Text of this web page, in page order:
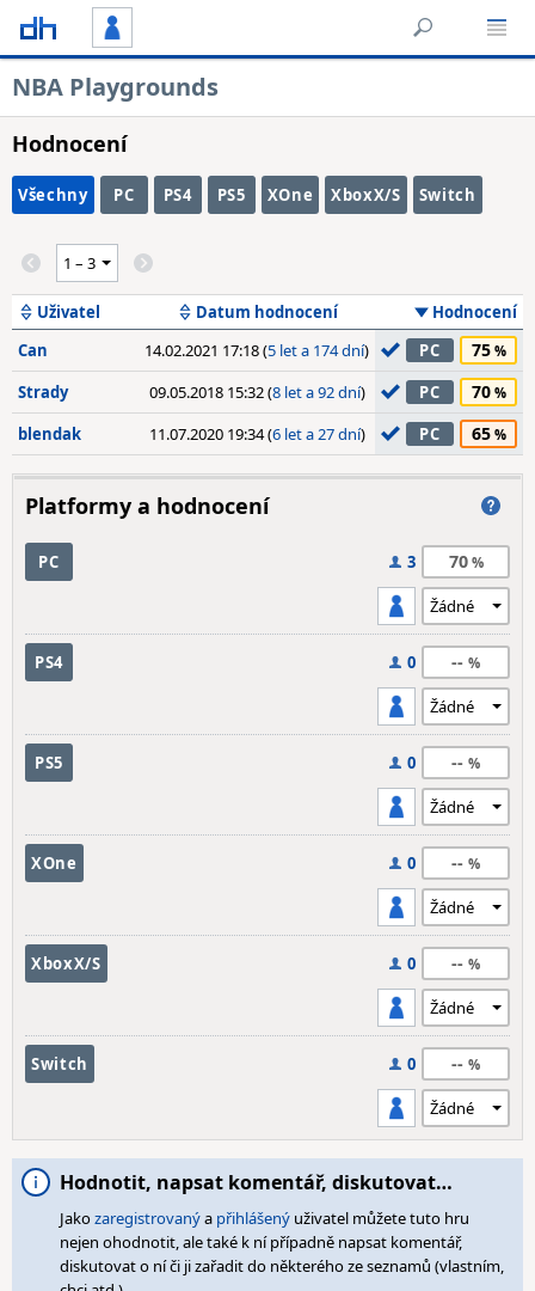
NBA Playgrounds
Hodnocení
Všechny PC PS4 PS5 XOne XboxX/S Switch
Uživatel Datum hodnocení
Hodnocení
Can
14.02.2021 17:18 (5 let a 174 dní) PC 75
Strady 09.05.2018 15:32 (8 let a 92 dní) PC 70
blendak 11.07.2020 19:34 (6 let a 27 dní) PC 65
Platformy a hodnocení
PC 3 70
PS4 0 --
PS5 0 --
XOne 0 --
XboxX/S 0 --
Switch 0 --
Hodnotit, napsat komentář, diskutovat…
Jakozaregistrovanýa přihlášený uživatel můžete tuto hru
nejen ohodnotit, ale také k ní případně napsat komentář,
diskutovat o ní či ji zařadit do některého ze seznamů (vlastním,